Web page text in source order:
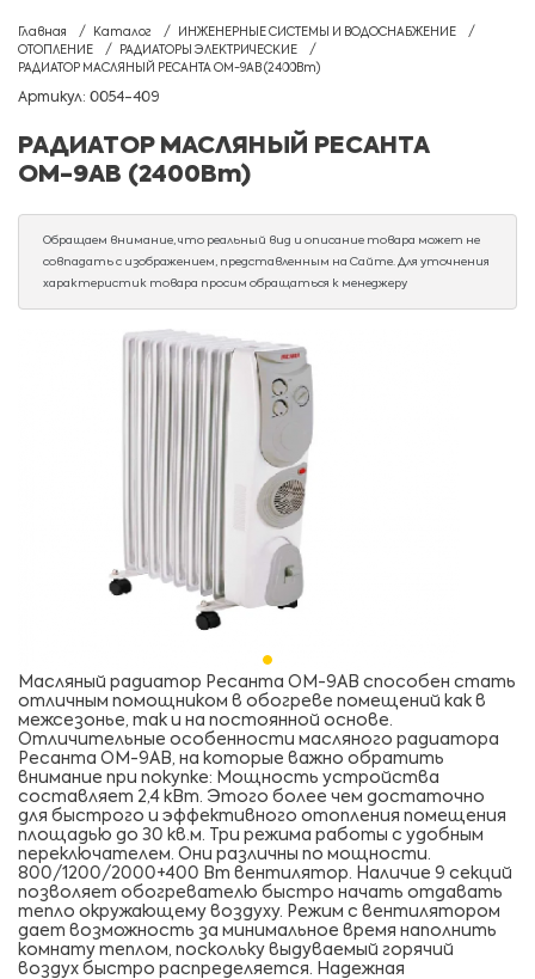
Главная Каталог
ИНЖЕНЕРНЫЕ СИСТЕМЫ И ВОДОСНАБЖЕНИЕ
ОТОПЛЕНИЕ
РАДИАТОРЫ ЭЛЕКТРИЧЕСКИЕ
РАДИАТОР МАСЛЯНЫЙ РЕСАНТА ОМ-9АВ (2400Вт)
Артикул: 0054-409
РАДИАТОР МАСЛЯНЫЙ РЕСАНТА
ОМ-9АВ (2400Вт)
Обращаем внимание, что реальный вид и описание товара может не
совпадать с изображением, представленным на Сайте. Для уточнения
характеристик товара просим обращаться к менеджеру
Масляный радиатор Ресанта ОМ-9АВ способен стать
отличным помощником в обогреве помещений как в
межсезонье, так и на постоянной основе.
Отличительные особенности масляного радиатора
Ресанта ОМ-9АВ, на которые важно обратить
внимание при покупке: Мощность устройства
составляет 2,4 кВт. Этого более чем достаточно
для быстрого и эффективного отопления помещения
площадью до 30 кв.м. Три режима работы с удобным
переключателем. Они различны по мощности.
800/1200/2000+400 Вт вентилятор. Наличие 9 секций
позволяет обогревателю быстро начать отдавать
тепло окружающему воздуху. Режим с вентилятором
дает возможность за минимальное время наполнить
комнату теплом, поскольку выдуваемый горячий
воздух быстро распределяется. Надежная